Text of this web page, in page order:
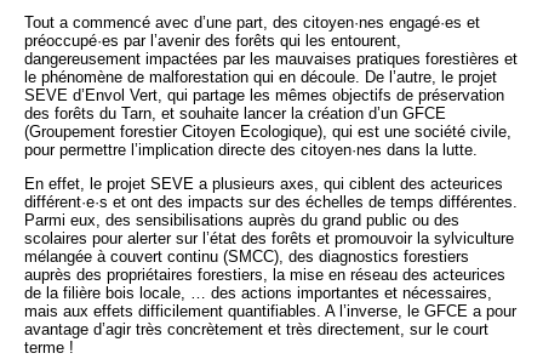
Tout a commencé avec d’une part, des citoyen·nes engagé·es et
préoccupé·es par l’avenir des forêts qui les entourent,
dangereusement impactées par les mauvaises pratiques forestières et
le phénomène de malforestation qui en découle. De l’autre, le projet
SEVE d’Envol Vert, qui partage les mêmes objectifs de préservation
des forêts du Tarn, et souhaite lancer la création d’un GFCE
(Groupement forestier Citoyen Ecologique), qui est une société civile,
pour permettre l’implication directe des citoyen·nes dans la lutte.
En effet, le projet SEVE a plusieurs axes, qui ciblent des acteurices
différent·e·s et ont des impacts sur des échelles de temps différentes.
Parmi eux, des sensibilisations auprès du grand public ou des
scolaires pour alerter sur l’état des forêts et promouvoir la sylviculture
mélangée à couvert continu (SMCC), des diagnostics forestiers
auprès des propriétaires forestiers, la mise en réseau des acteurices
de la filière bois locale, … des actions importantes et nécessaires,
mais aux effets difficilement quantifiables. A l’inverse, le GFCE a pour
avantage d’agir très concrètement et très directement, sur le court
terme !